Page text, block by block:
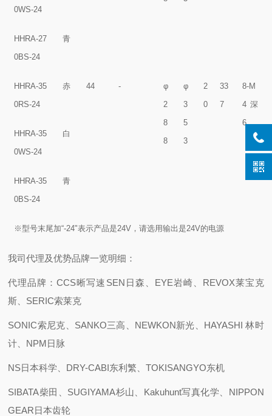
0WS-24
HHRA-27
0BS-24
青
HHRA-35
0RS-24
赤 44 -
φ
2
8
8
φ
3
5
3
2
0
33
7
8-M
4深
6
HHRA-35
0WS-24
白
HHRA-35
0BS-24
青
※型号末尾加“-24"表示产品是24V，请选用输出是24V的电源
我司代理及优势品牌一览明细：
代理品牌：CCS晰写速 SEN日森、EYE岩崎、REVOX莱宝克
斯、SERIC索莱克
SONIC索尼克、SANKO三高、NEWKON新光、HAYASHI 林时
计、NPM日脉
NS日本科学、DRY-CABI东利繁、TOKISANGYO东机
SIBATA柴田、SUGIYAMA杉山、Kakuhunt写真化学、NIPPON
GEAR日本齿轮